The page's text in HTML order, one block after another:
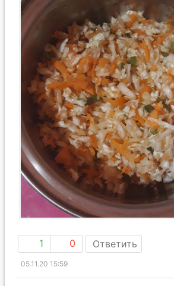
1 0 Ответить
05.11.20 15:59